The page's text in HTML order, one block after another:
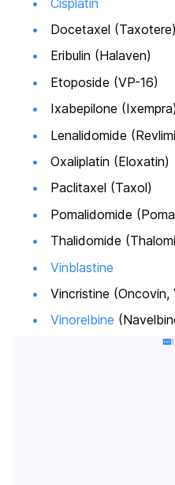
Docetaxel (Taxotere)
Eribulin (Halaven)
Etoposide (VP-16)
Ixabepilone (Ixempra)
Lenalidomide
Oxaliplatin (Eloxatin)
Paclitaxel (Taxol)
Pomalidomide
Thalidomide
Vinblastine
Vincristine (Oncovin,
Vinorelbine